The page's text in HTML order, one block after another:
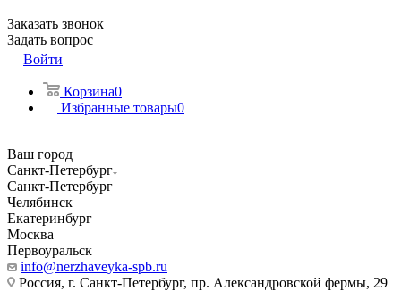
Заказать звонок
Задать вопрос
Войти
Корзина0
Избранные товары0
Ваш город
Санкт-Петербург
Санкт-Петербург
Челябинск
Екатеринбург
Москва
Первоуральск
info@nerzhaveyka-spb.ru
Россия, г. Санкт-Петербург, пр. Александровской фермы, 29